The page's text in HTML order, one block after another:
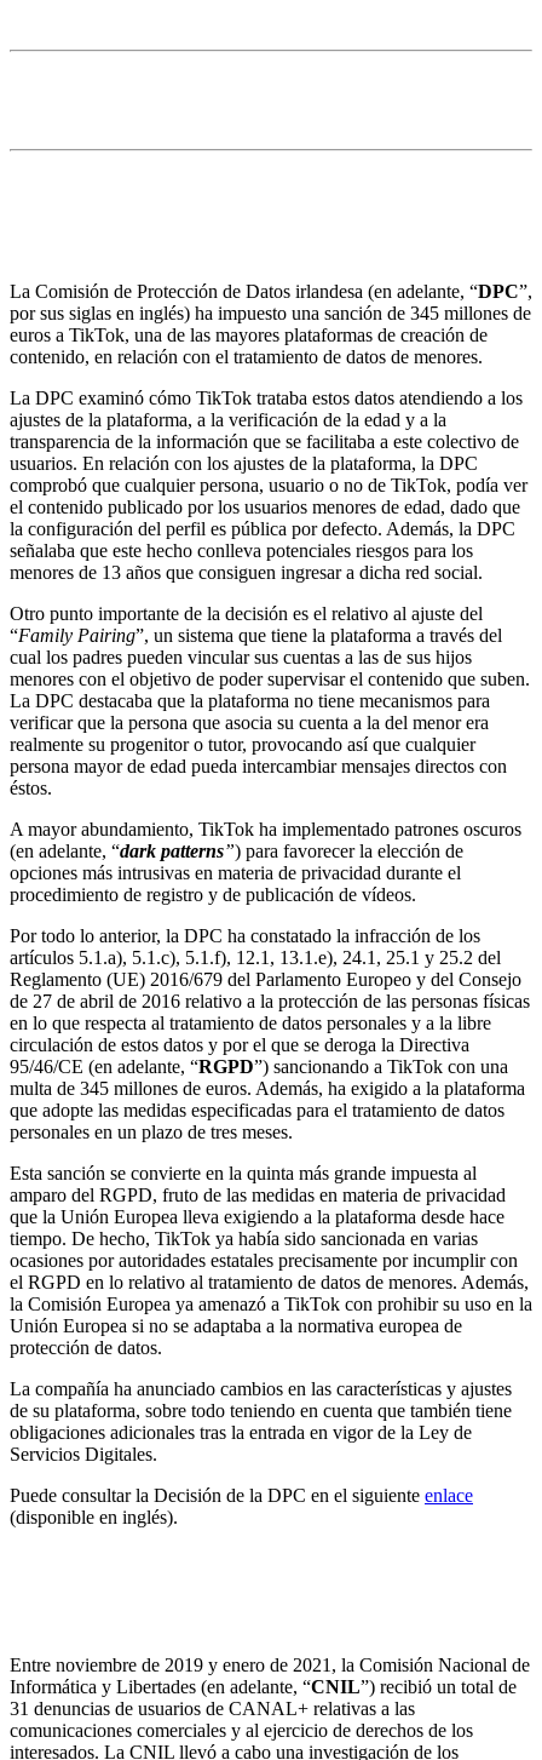
La Comisión de Protección de Datos irlandesa (en adelante, “DPC”,
por sus siglas en inglés) ha impuesto una sanción de 345 millones de
euros a TikTok, una de las mayores plataformas de creación de
contenido, en relación con el tratamiento de datos de menores.
La DPC examinó cómo TikTok trataba estos datos atendiendo a los
ajustes de la plataforma, a la verificación de la edad y a la
transparencia de la información que se facilitaba a este colectivo de
usuarios. En relación con los ajustes de la plataforma, la DPC
comprobó que cualquier persona, usuario o no de TikTok, podía ver
el contenido publicado por los usuarios menores de edad, dado que
la configuración del perfil es pública por defecto. Además, la DPC
señalaba que este hecho conlleva potenciales riesgos para los
menores de 13 años que consiguen ingresar a dicha red social.
Otro punto importante de la decisión es el relativo al ajuste del
“Family Pairing”, un sistema que tiene la plataforma a través del
cual los padres pueden vincular sus cuentas a las de sus hijos
menores con el objetivo de poder supervisar el contenido que suben.
La DPC destacaba que la plataforma no tiene mecanismos para
verificar que la persona que asocia su cuenta a la del menor era
realmente su progenitor o tutor, provocando así que cualquier
persona mayor de edad pueda intercambiar mensajes directos con
éstos.
A mayor abundamiento, TikTok ha implementado patrones oscuros
(en adelante, “dark patterns”) para favorecer la elección de
opciones más intrusivas en materia de privacidad durante el
procedimiento de registro y de publicación de vídeos.
Por todo lo anterior, la DPC ha constatado la infracción de los
artículos 5.1.a), 5.1.c), 5.1.f), 12.1, 13.1.e), 24.1, 25.1 y 25.2 del
Reglamento (UE) 2016/679 del Parlamento Europeo y del Consejo
de 27 de abril de 2016 relativo a la protección de las personas físicas
en lo que respecta al tratamiento de datos personales y a la libre
circulación de estos datos y por el que se deroga la Directiva
95/46/CE (en adelante, “RGPD”) sancionando a TikTok con una
multa de 345 millones de euros. Además, ha exigido a la plataforma
que adopte las medidas especificadas para el tratamiento de datos
personales en un plazo de tres meses.
Esta sanción se convierte en la quinta más grande impuesta al
amparo del RGPD, fruto de las medidas en materia de privacidad
que la Unión Europea lleva exigiendo a la plataforma desde hace
tiempo. De hecho, TikTok ya había sido sancionada en varias
ocasiones por autoridades estatales precisamente por incumplir con
el RGPD en lo relativo al tratamiento de datos de menores. Además,
la Comisión Europea ya amenazó a TikTok con prohibir su uso en la
Unión Europea si no se adaptaba a la normativa europea de
protección de datos.
La compañía ha anunciado cambios en las características y ajustes
de su plataforma, sobre todo teniendo en cuenta que también tiene
obligaciones adicionales tras la entrada en vigor de la Ley de
Servicios Digitales.
Puede consultar la Decisión de la DPC en el siguiente enlace
(disponible en inglés).
Entre noviembre de 2019 y enero de 2021, la Comisión Nacional de
Informática y Libertades (en adelante, “CNIL”) recibió un total de
31 denuncias de usuarios de CANAL+ relativas a las
comunicaciones comerciales y al ejercicio de derechos de los
interesados. La CNIL llevó a cabo una investigación de los